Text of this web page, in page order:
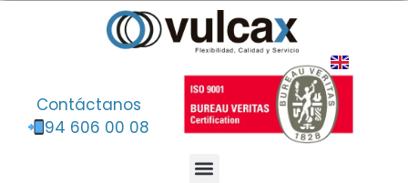
Contáctanos
94 606 00 08